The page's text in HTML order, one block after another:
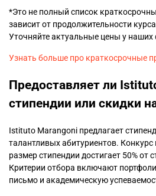
*Это не полный список
зависит от продолжительности
Уточняйте актуальные цены у наших
Узнать больше про краткосрочные
Предоставляет ли
стипендии или скидки
Istituto Marangoni предлагает
талантливых абитуриентов. Конкурс
размер стипендии достигает 50% от
Критерии отбора включают
письмо и академическую